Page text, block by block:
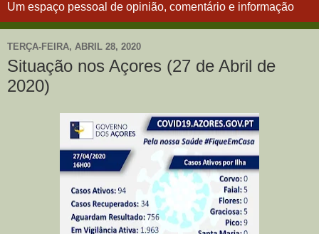
Um espaço pessoal de opinião, comentário e informação
TERÇA-FEIRA, ABRIL 28, 2020
Situação nos Açores (27 de Abril de
2020)